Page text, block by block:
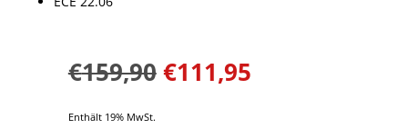
€159,90 €111,95
Enthält 19% MwSt.